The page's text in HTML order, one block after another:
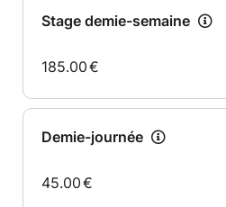
Stage demie-semaine
185.00€
Demie-journée
45.00€